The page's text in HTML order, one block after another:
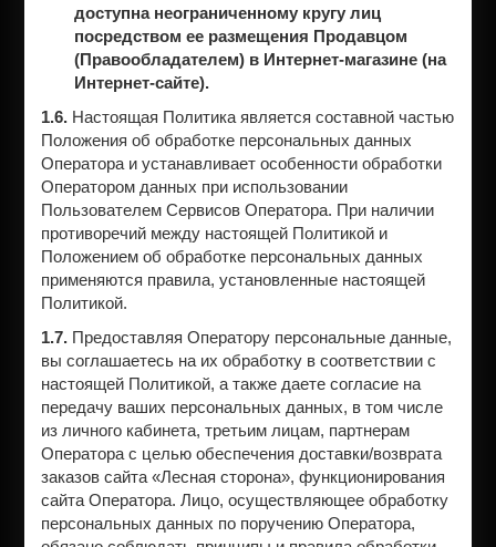
доступна неограниченному кругу лиц
посредством ее размещения Продавцом
(Правообладателем) в Интернет-магазине (на
Интернет-сайте).
1.6. Настоящая Политика является составной частью
Положения об обработке персональных данных
Оператора и устанавливает особенности обработки
Оператором данных при использовании
Пользователем Сервисов Оператора. При наличии
противоречий между настоящей Политикой и
Положением об обработке персональных данных
применяются правила, установленные настоящей
Политикой.
1.7. Предоставляя Оператору персональные данные,
вы соглашаетесь на их обработку в соответствии с
настоящей Политикой, а также даете согласие на
передачу ваших персональных данных, в том числе
из личного кабинета, третьим лицам, партнерам
Оператора с целью обеспечения доставки/возврата
заказов сайта «Лесная сторона», функционирования
сайта Оператора. Лицо, осуществляющее обработку
персональных данных по поручению Оператора,